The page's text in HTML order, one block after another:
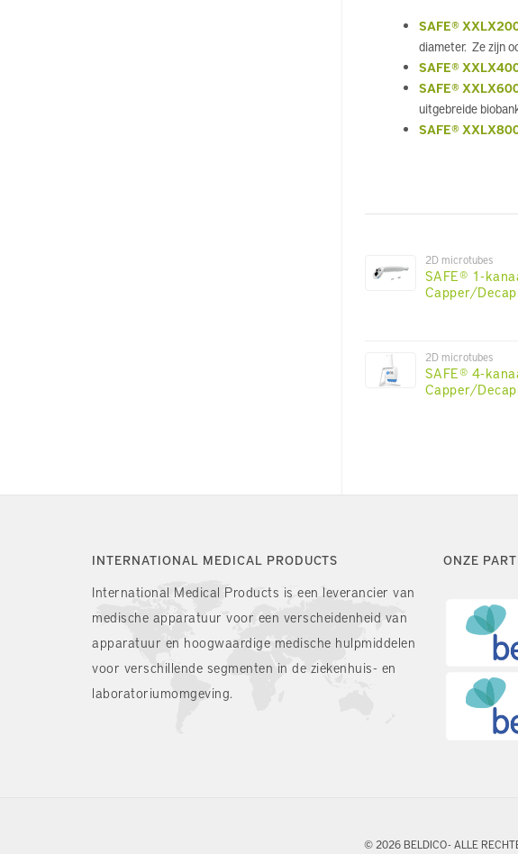
SAFE®
diameter. Ze zijn
SAFE®
SAFE®
uitgebreide
SAFE®
2D microtubes
SAFE® 1-
Capper/
2D microtubes
SAFE® 4-
Capper/
INTERNATIONAL MEDICAL PRODUCTS
International Medical Products is een leverancier van
medische apparatuur voor een verscheidenheid van
apparatuur en hoogwaardige medische hulpmiddelen
voor verschillende segmenten in de ziekenhuis- en
laboratoriumomgeving.
ONZE
© 2026 BELDICO - ALLE